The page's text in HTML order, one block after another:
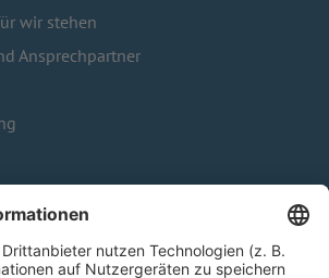
wir stehen
Ansprechpartner
SEITEN